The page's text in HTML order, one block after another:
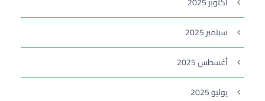
سبتمبر 2025
أغسطس 2025
يوليو 2025